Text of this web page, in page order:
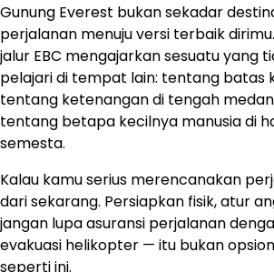
Gunung Everest bukan sekadar
perjalanan menuju versi terbaik
jalur EBC mengajarkan sesuatu yang
pelajari di tempat lain: tentang batas
tentang ketenangan di tengah
tentang betapa kecilnya manusia di
semesta.
Kalau kamu serius merencanakan
dari sekarang. Persiapkan fisik, atur
jangan lupa asuransi perjalanan
evakuasi helikopter — itu bukan
seperti ini.